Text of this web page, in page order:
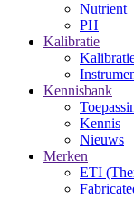
Nutrient
PH
Kalibratie
Kennisbank
Kennis
Nieuws
Merken
ETI